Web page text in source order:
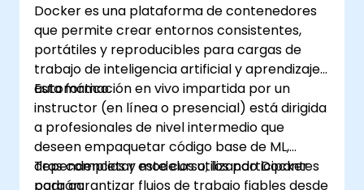
Docker es una plataforma de contenedores
que permite crear entornos consistentes,
portátiles y reproducibles para cargas de
trabajo de inteligencia artificial y aprendizaje
automático.
Esta formación en vivo impartida por un
instructor (en línea o presencial) está dirigida
a profesionales de nivel intermedio que
deseen empaquetar código base de ML,
dependencias y modelos utilizando Docker
para garantizar flujos de trabajo fiables desde
Tras completar este curso, los participantes
podrán: